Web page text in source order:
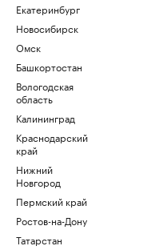
Екатеринбург
Новосибирск
Омск
Башкортостан
Вологодская
область
Калининград
Краснодарский
край
Нижний
Новгород
Пермский край
Ростов-на-Дону
Татарстан